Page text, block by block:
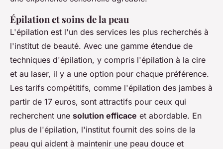
Épilation et soins de la peau
L'épilation est l'un des services les plus recherchés à
l'institut de beauté. Avec une gamme étendue de
techniques d'épilation, y compris l'épilation à la cire
et au laser, il y a une option pour chaque préférence.
Les tarifs compétitifs, comme l'épilation des jambes à
partir de 17 euros, sont attractifs pour ceux qui
recherchent une solution efficace et abordable. En
plus de l'épilation, l'institut fournit des soins de la
peau qui aident à maintenir une peau douce et